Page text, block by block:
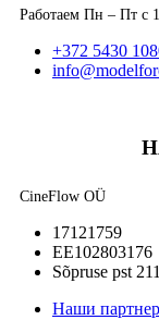
Работаем Пн – Пт с
+372 5430
CineFlow OÜ
17121759
EE102803176
Sõpruse pst
Наши